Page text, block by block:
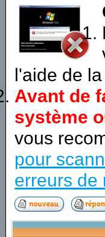
l'aide de
Avant de
système
vous
pour
erreurs de